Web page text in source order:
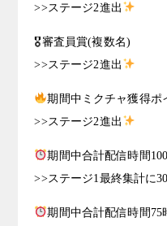
>>ステージ2進出
🎖審査員賞(複数名)
>>ステージ2進出
期間中ミクチャ獲得ポ
>>ステージ2進出
期間中合計配信時間
>>ステージ1最終集計に
期間中合計配信時間75